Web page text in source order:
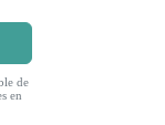
de
en